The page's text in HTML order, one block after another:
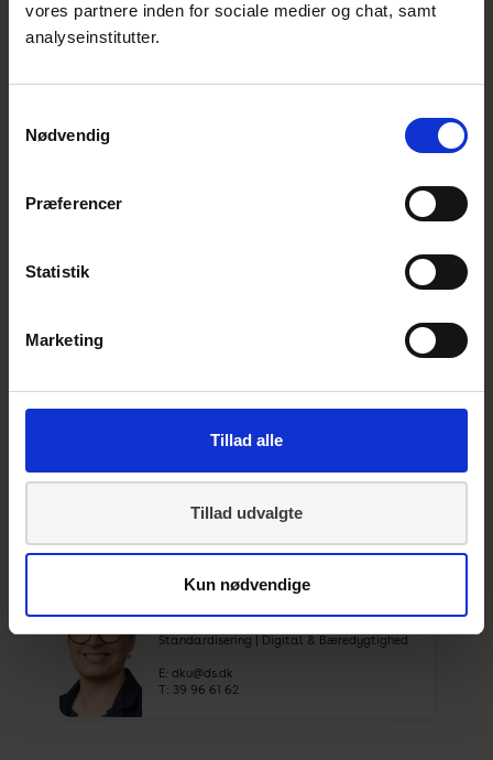
vores partnere inden for sociale medier og chat, samt
analyseinstitutter.
Nødvendig
Præferencer
Statistik
Marketing
Tillad alle
Tillad udvalgte
Kun nødvendige
Inspirationsoplæg ved Sørine Vesth
Rasmussen, Advisor on children’s rights &
på området, prioriteringer og mulige
Afrunding og næste skridt.
Bemærk: Arrangementet afholdes som fysisk
Kontakt
Anne Aaby Hansen
Seniorkonsulent, digitalisering
E:aah@ds.dk
Standardisering | Digital & Bæredygtighed
E: dku@ds.dk
T: 39 96 61 62